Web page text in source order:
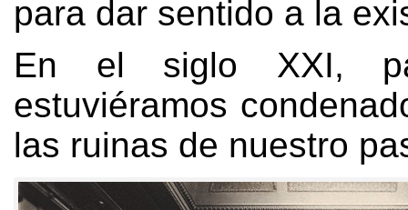
para dar sentido a la
En el siglo XXI,
estuviéramos
las ruinas de nuestro